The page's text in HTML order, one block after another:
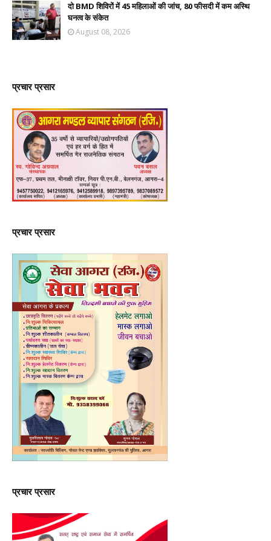
दो BMD शिविरों में 45 महिलाओं की जांच, 80 फीसदी में कम अस्थि
घनत्व के संकेत
August 08, 2026
प्रचार प्रसार
प्रचार प्रसार
प्रचार प्रसार